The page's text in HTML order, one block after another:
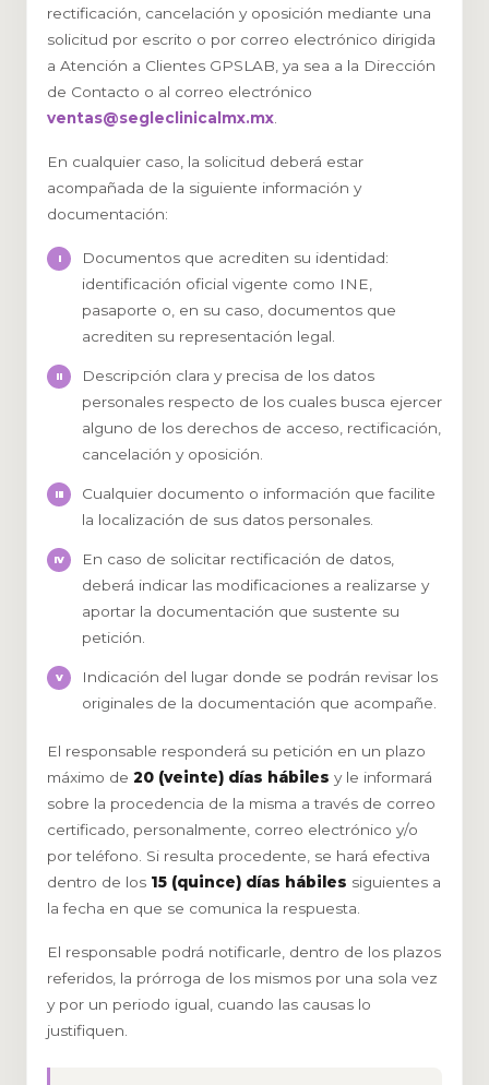
rectificación, cancelación y oposición mediante una
solicitud por escrito o por correo electrónico dirigida
a Atención a Clientes GPSLAB, ya sea a la Dirección
de Contacto o al correo electrónico
ventas@segleclinicalmx.mx
En cualquier caso, la solicitud deberá estar
acompañada de la siguiente información y
documentación:
Documentos que acrediten su identidad:
identificación oficial vigente como INE,
pasaporte o, en su caso, documentos que
acrediten su representación legal.
Descripción clara y precisa de los datos
personales respecto de los cuales busca ejercer
alguno de los derechos de acceso, rectificación,
cancelación y oposición.
Cualquier documento o información que facilite
la localización de sus datos personales.
En caso de solicitar rectificación de datos,
deberá indicar las modificaciones a realizarse y
aportar la documentación que sustente su
petición.
Indicación del lugar donde se podrán revisar los
originales de la documentación que acompañe.
El responsable responderá su petición en un plazo
máximo de 20 (veinte) días hábiles y le informará
sobre la procedencia de la misma a través de correo
certificado, personalmente, correo electrónico y/o
por teléfono. Si resulta procedente, se hará efectiva
dentro de los 15 (quince) días hábiles siguientes a
la fecha en que se comunica la respuesta.
El responsable podrá notificarle, dentro de los plazos
referidos, la prórroga de los mismos por una sola vez
y por un periodo igual, cuando las causas lo
justifiquen.